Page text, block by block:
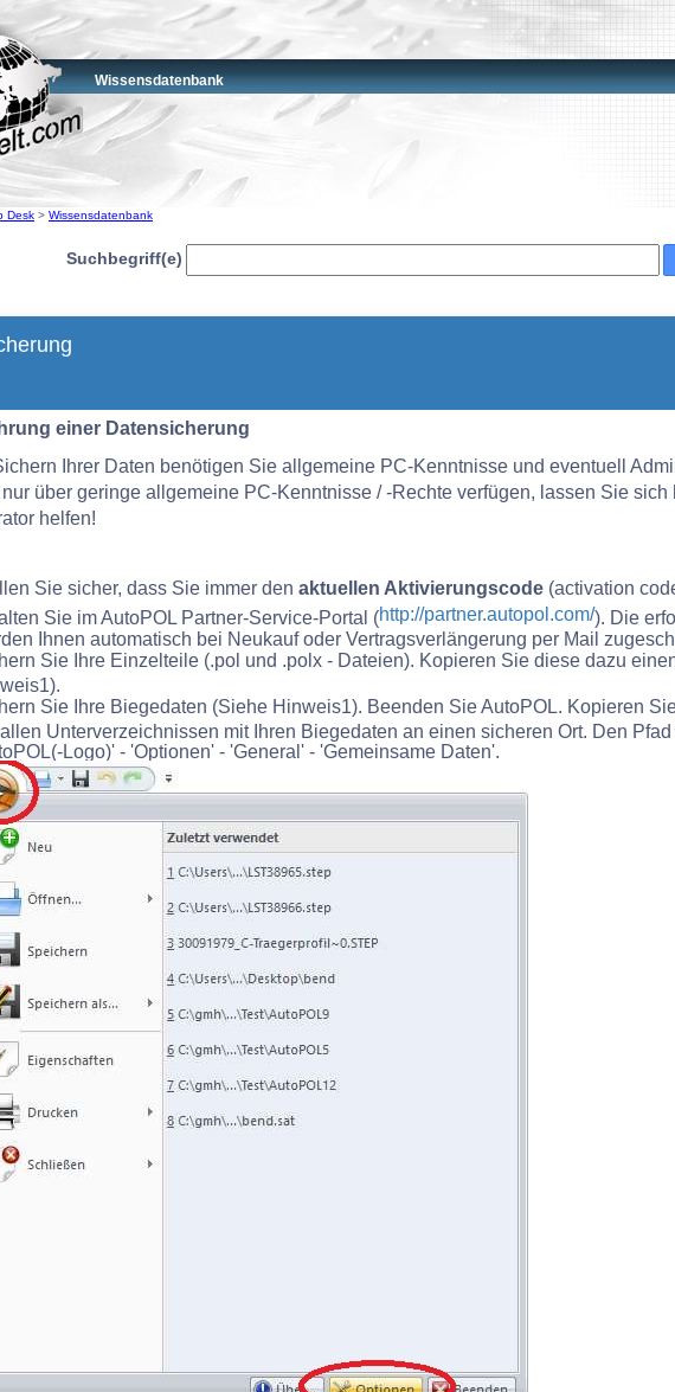
Wissensdatenbank
Desk > Wissensdatenbank
Suchbegriff(e)
einer Datensicherung
Ihrer Daten benötigen Sie allgemeine PC-Kenntnisse und eventuell
über geringe allgemeine PC-Kenntnisse / -Rechte verfügen, lassen Sie sich
helfen!
Sie sicher, dass Sie immer den aktuellen Aktivierungscode (activation
Sie im AutoPOL Partner-Service-Portal (http://partner.autopol.com/). Die
Ihnen automatisch bei Neukauf oder Vertragsverlängerung per Mail
Sie Ihre Einzelteile (.pol und .polx - Dateien). Kopieren Sie diese dazu
Sie Ihre Biegedaten (Siehe Hinweis1). Beenden Sie AutoPOL. Kopieren
Unterverzeichnissen mit Ihren Biegedaten an einen sicheren Ort. Den
Logo)' - 'Optionen' - 'General' - 'Gemeinsame Daten'.